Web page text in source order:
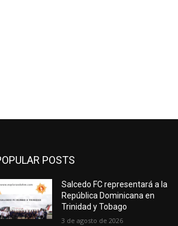
POSTS
Salcedo FC representará a la
República Dominicana en
Trinidad y Tobago
3 de agosto de 2026